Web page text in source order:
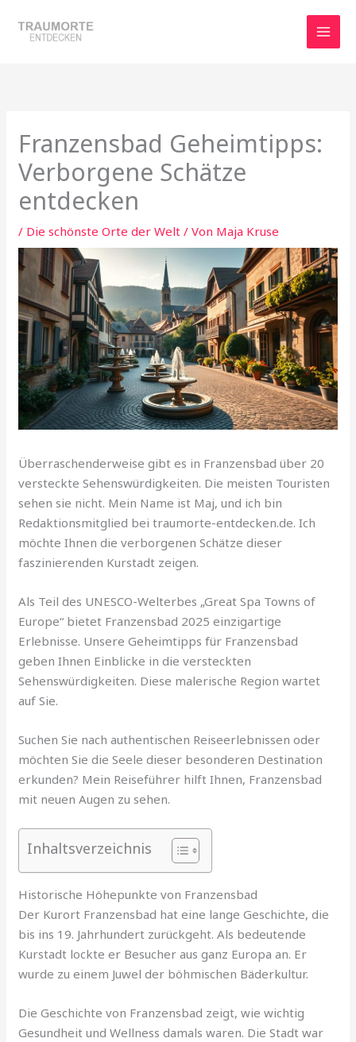
Inhalt
Franzensbad Geheimtipps:
Verborgene Schätze
entdecken
/ Die schönste Orte der Welt / Von Maja Kruse
Überraschenderweise gibt es in Franzensbad über 20
versteckte Sehenswürdigkeiten. Die meisten Touristen
sehen sie nicht. Mein Name ist Maj, und ich bin
Redaktionsmitglied bei traumorte-entdecken.de. Ich
möchte Ihnen die verborgenen Schätze dieser
faszinierenden Kurstadt zeigen.
Als Teil des UNESCO-Welterbes „Great Spa Towns of
Europe“ bietet Franzensbad 2025 einzigartige
Erlebnisse. Unsere Geheimtipps für Franzensbad
geben Ihnen Einblicke in die versteckten
Sehenswürdigkeiten. Diese malerische Region wartet
auf Sie.
Suchen Sie nach authentischen Reiseerlebnissen oder
möchten Sie die Seele dieser besonderen Destination
erkunden? Mein Reiseführer hilft Ihnen, Franzensbad
mit neuen Augen zu sehen.
Inhaltsverzeichnis
Historische Höhepunkte von Franzensbad
Der Kurort Franzensbad hat eine lange Geschichte, die
bis ins 19. Jahrhundert zurückgeht. Als bedeutende
Kurstadt lockte er Besucher aus ganz Europa an. Er
wurde zu einem Juwel der böhmischen Bäderkultur.
Die Geschichte von Franzensbad zeigt, wie wichtig
Gesundheit und Wellness damals waren. Die Stadt war